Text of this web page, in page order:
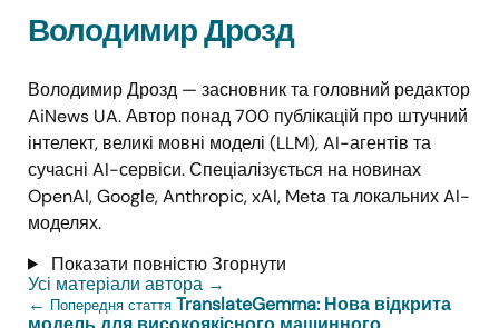
Володимир Дрозд
Володимир Дрозд — засновник та головний редактор
AiNews UA. Автор понад 700 публікацій про штучний
інтелект, великі мовні моделі (LLM), AI-агентів та
сучасні AI-сервіси. Спеціалізується на новинах
OpenAI, Google, Anthropic, xAI, Meta та локальних AI-
моделях.
Показати повністюЗгорнути
Усі матеріали автора →
← Попередня стаття TranslateGemma: Нова відкрита